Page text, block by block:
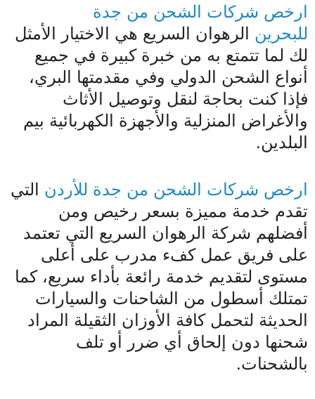
ارخص شركات الشحن من جدة
للبحرين الرهوان السريع هي الاختيار الأمثل
لك لما تتمتع به من خبرة كبيرة في جميع
أنواع الشحن الدولي وفي مقدمتها البري،
فإذا كنت بحاجة لنقل وتوصيل الأثاث
والأغراض المنزلية والأجهزة الكهربائية بيم
البلدين.
ارخص شركات الشحن من جدة للأردن التي
تقدم خدمة مميزة بسعر رخيص ومن
أفضلهم شركة الرهوان السريع التي تعتمد
على فريق عمل كفء مدرب على أعلى
مستوى لتقديم خدمة رائعة بأداء سريع، كما
تمتلك أسطول من الشاحنات والسيارات
الحديثة لتحمل كافة الأوزان الثقيلة المراد
شحنها دون إلحاق أي ضرر أو تلف
بالشحنات.